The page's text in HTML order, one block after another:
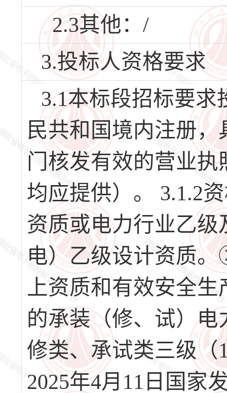
2.3其他：/
3.投标人资格要求
3.1本标段招标要求
民共和国境内注册
门核发有效的营业
均应提供）。 3.1.2
资质或电力行业乙
电）乙级设计资质
上资质和有效安全
的承装（修、试）
修类、承试类三级（
2025年4月11日国家